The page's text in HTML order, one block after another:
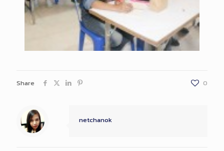
Share 0
netchanok